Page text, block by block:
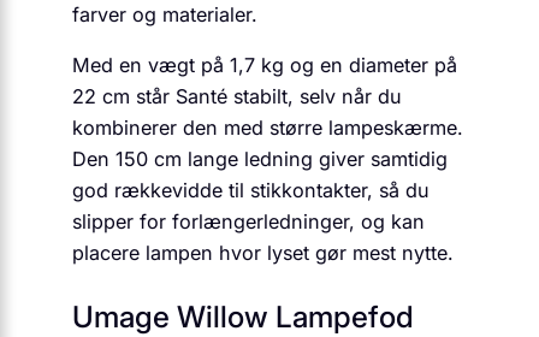
farver og materialer.
Med en vægt på 1,7 kg og en diameter på
22 cm står Santé stabilt, selv når du
kombinerer den med større lampeskærme.
Den 150 cm lange ledning giver samtidig
god rækkevidde til stikkontakter, så du
slipper for forlængerledninger, og kan
placere lampen hvor lyset gør mest nytte.
Umage Willow Lampefod